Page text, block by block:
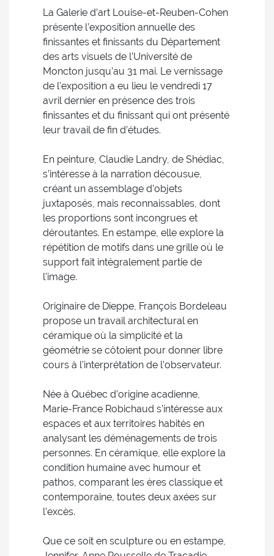
La Galerie d’art Louise-et-Reuben-Cohen
présente l’exposition annuelle des
finissantes et finissants du Département
des arts visuels de l’Université de
Moncton jusqu’au 31 mai. Le vernissage
de l’exposition a eu lieu le vendredi 17
avril dernier en présence des trois
finissantes et du finissant qui ont présenté
leur travail de fin d’études.
En peinture, Claudie Landry, de Shédiac,
s’intéresse à la narration décousue,
créant un assemblage d’objets
juxtaposés, mais reconnaissables, dont
les proportions sont incongrues et
déroutantes. En estampe, elle explore la
répétition de motifs dans une grille où le
support fait intégralement partie de
l’image.
Originaire de Dieppe, François Bordeleau
propose un travail architectural en
céramique où la simplicité et la
géométrie se côtoient pour donner libre
cours à l'interprétation de l'observateur.
Née à Québec d’origine acadienne,
Marie-France Robichaud s’intéresse aux
espaces et aux territoires habités en
analysant les déménagements de trois
personnes. En céramique, elle explore la
condition humaine avec humour et
pathos, comparant les ères classique et
contemporaine, toutes deux axées sur
l’excès.
Que ce soit en sculpture ou en estampe,